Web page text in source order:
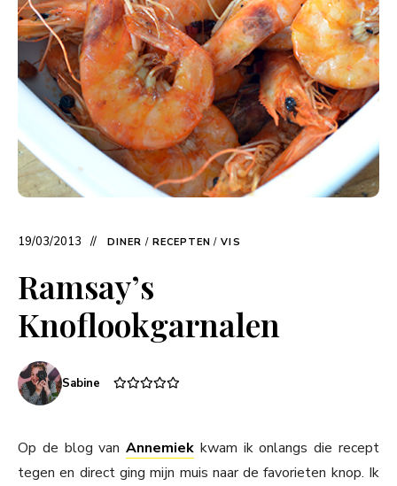
19/03/2013 DINER / RECEPTEN / VIS
Ramsay’s
Knoflookgarnalen
Sabine
Op de blog vanAnnemiek kwam ik onlangs die recept
tegen en direct ging mijn muis naar de favorieten knop. Ik